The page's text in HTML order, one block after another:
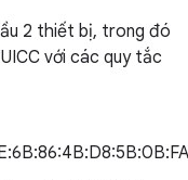
2 thiết bị, trong đó
với các quy tắc